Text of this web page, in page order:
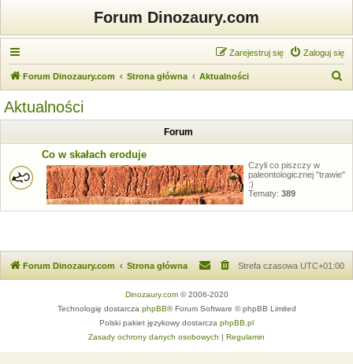
Forum Dinozaury.com
Zaloguj się
Zarejestruj się
Forum Dinozaury.com Strona główna Aktualności
j
Aktualności
Forum
Co w skałach eroduje
Czyli co piszczy w
paleontologicznej "trawie"
:)
Tematy: 389
Forum Dinozaury.com Strona główna Strefa czasowa UTC+01:00
Dinozaury.com© 2006-2020
Technologię dostarcza phpBB® Forum Software © phpBB Limited
Polski pakiet językowy dostarcza phpBB.pl
Zasady ochrony danych osobowych | Regulamin